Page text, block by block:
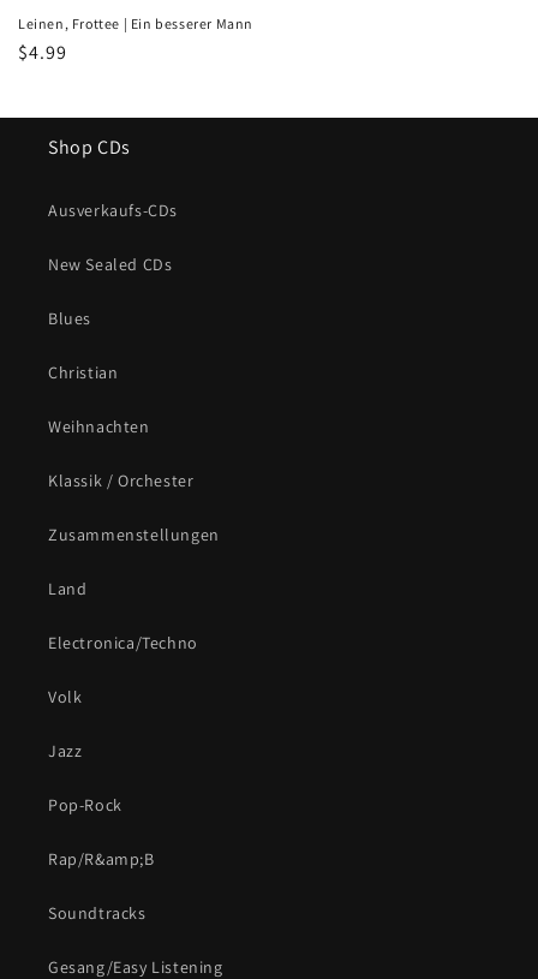
Leinen, Frottee | Ein besserer Mann
Normaler
$4.99
Shop CDs
Ausverkaufs-CDs
New Sealed CDs
Blues
Christian
Weihnachten
Klassik / Orchester
Zusammenstellungen
Land
Electronica/Techno
Volk
Jazz
Pop-Rock
Rap/R&amp;B
Soundtracks
Gesang/Easy Listening